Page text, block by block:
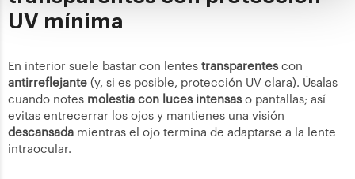
UV mínima
En interior suele bastar con lentes transparentescon
antirreflejante (y, si es posible, protección UV clara). Úsalas
cuando notes molestia con luces intensaso pantallas; así
evitas entrecerrar los ojos y mantienes una visión
descansada mientras el ojo termina de adaptarse a la lente
intraocular.